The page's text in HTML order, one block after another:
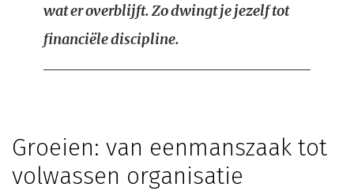
wat er overblijft. Zo dwingt je jezelf tot
financiële discipline.
Groeien: van eenmanszaak tot
volwassen organisatie